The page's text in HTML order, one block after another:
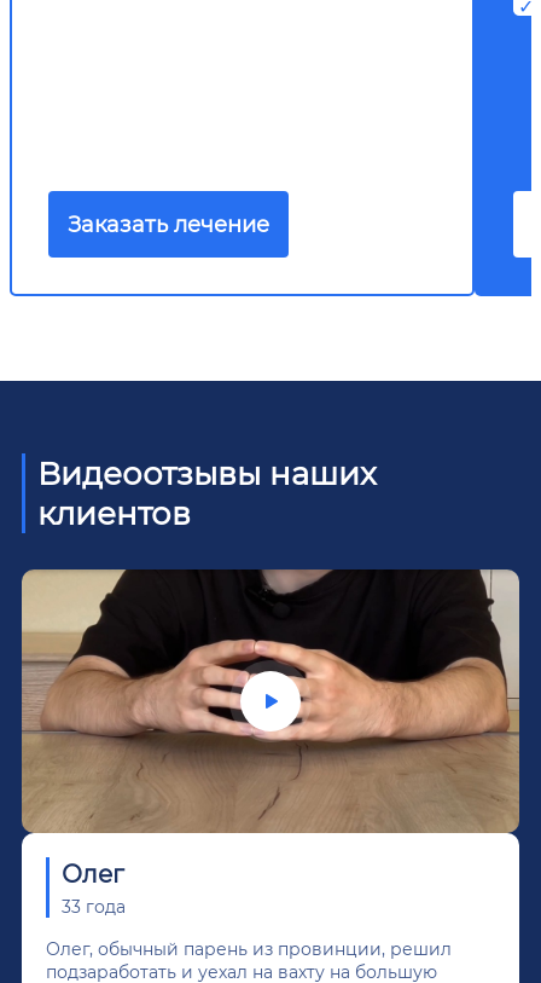
Заказать лечение
Видеоотзывы наших
клиентов
Олег
33 года
Олег, обычный парень из провинции, решил
подзаработать и уехал на вахту на большую